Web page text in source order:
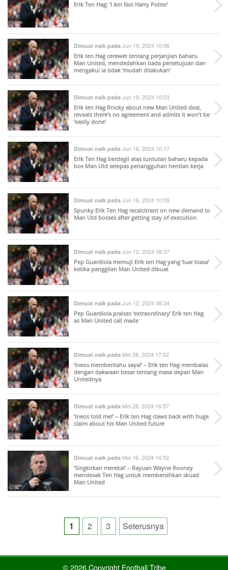
Erik Ten Hag: ‘I Am Not Harry Potter’
Dimuat naik pada Jun 19, 2024 10:06
Erik ten Hag cerewet tentang perjanjian baharu
Man United, mendedahkan tiada persetujuan dan
mengakui ia tidak ‘mudah dilakukan’
Dimuat naik pada Jun 19, 2024 10:03
Erik ten Hag finicky about new Man United deal,
reveals there’s no agreement and admits it won’t be
‘easily done’
Dimuat naik pada Jun 16, 2024 10:17
Erik Ten Hag berdegil atas tuntutan baharu kepada
bos Man Utd selepas penangguhan hentian kerja
Dimuat naik pada Jun 16, 2024 10:09
Spunky Erik Ten Hag recalcitrant on new demand to
Man Utd bosses after getting stay of execution
Dimuat naik pada Jun 12, 2024 08:37
Pep Guardiola memuji Erik ten Hag yang ‘luar biasa’
ketika panggilan Man United dibuat
Dimuat naik pada Jun 12, 2024 08:34
Pep Guardiola praises ‘extraordinary’ Erik ten Hag
as Man United call made
Dimuat naik pada Mei 28, 2024 17:02
‘Ineos memberitahu saya!’ – Erik ten Hag membalas
dengan dakwaan besar tentang masa depan Man
Unitednya
Dimuat naik pada Mei 28, 2024 16:57
‘Ineos told me!’ – Erik ten Hag claws back with huge
claim about his Man United future
Dimuat naik pada Mei 16, 2024 14:52
‘Singkirkan mereka!’ – Rayuan Wayne Rooney
mendesak Ten Hag untuk membersihkan skuad
Man United
Posts
pagination
1 2 3 Seterusnya
© 2026 Copyright Football Tribe